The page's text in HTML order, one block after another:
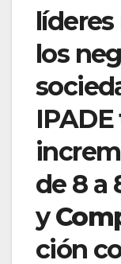
los
de 8 a
y
ción